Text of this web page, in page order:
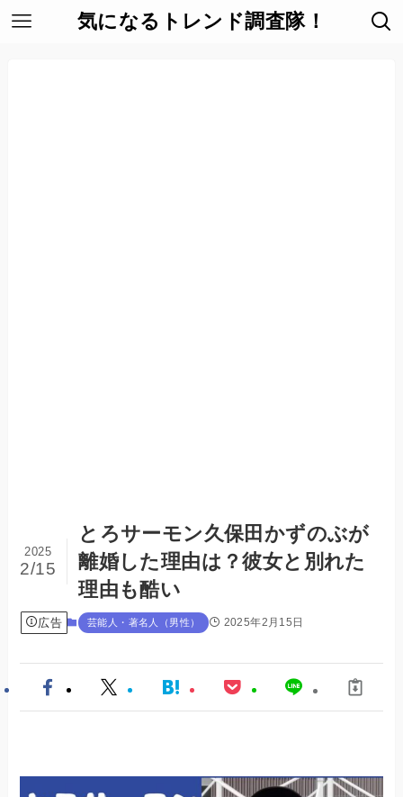
気になるトレンド調査隊！
とろサーモン久保田かずのぶが
離婚した理由は？彼女と別れた
理由も酷い
2025
2/15
広告 芸能人・著名人（男性） 2025年2月15日